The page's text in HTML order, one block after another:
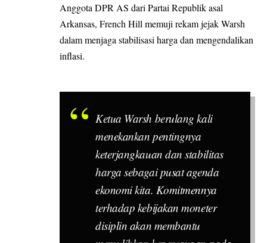
Anggota DPR AS dari Partai Republik asal
Arkansas, French Hill memuji rekam jejak Warsh
dalam menjaga stabilisasi harga dan mengendalikan
inflasi.
Ketua Warsh berulang kali
menekankan pentingnya
keterjangkauan dan stabilitas
harga sebagai pusat agenda
ekonomi kita. Komitmennya
terhadap kebijakan moneter
disiplin akan membantu